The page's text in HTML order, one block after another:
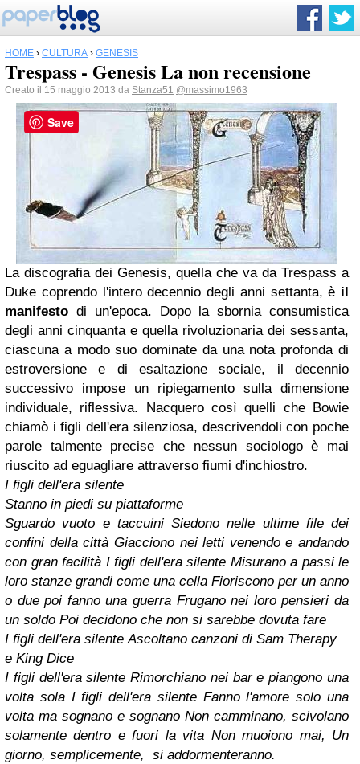
HOME › CULTURA › GENESIS
Trespass - Genesis La non recensione
Creato il 15 maggio 2013 da Stanza51 @massimo1963
La discografia dei Genesis, quella che va da Trespass a
Duke coprendo l'intero decennio degli anni settanta, è il
manifesto di un'epoca. Dopo la sbornia consumistica
degli anni cinquanta e quella rivoluzionaria dei sessanta,
ciascuna a modo suo dominate da una nota profonda di
estroversione e di esaltazione sociale, il decennio
successivo impose un ripiegamento sulla dimensione
individuale, riflessiva. Nacquero così quelli che Bowie
chiamò i figli dell'era silenziosa, descrivendoli con poche
parole talmente precise che nessun sociologo è mai
riuscito ad eguagliare attraverso fiumi d'inchiostro.
I figli dell'era silente
Stanno in piedi su piattaforme
Sguardo vuoto e taccuini Siedono nelle ultime file dei
confini della città Giacciono nei letti venendo e andando
con gran facilità I figli dell'era silente Misurano a passi le
loro stanze grandi come una cella Fioriscono per un anno
o due poi fanno una guerra Frugano nei loro pensieri da
un soldo Poi decidono che non si sarebbe dovuta fare
I figli dell'era silente Ascoltano canzoni di Sam Therapy
e King Dice
I figli dell'era silente Rimorchiano nei bar e piangono una
volta sola I figli dell'era silente Fanno l'amore solo una
volta ma sognano e sognano Non camminano, scivolano
solamente dentro e fuori la vita Non muoiono mai, Un
giorno, semplicemente, si addormenteranno.
Save